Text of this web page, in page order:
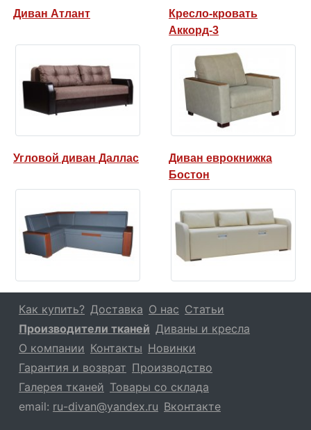
Диван Атлант
Кресло-кровать
Аккорд-3
Угловой диван Даллас
Диван еврокнижка
Бостон
Как купить? Доставка О нас Статьи
Производители тканей Диваны и кресла
О компании Контакты Новинки
Гарантия и возврат Производство
Галерея тканей Товары со склада
email: ru-divan@yandex.ru Вконтакте